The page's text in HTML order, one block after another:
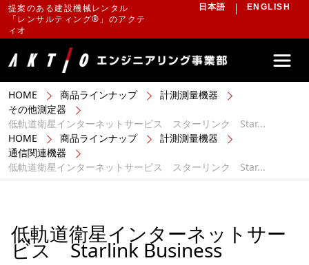
提案のある建設機械レンタル
「レンサルティング®」のアクテ
ィオ
日本語 ENGLISH
HOME 商品ラインナップ
計測測量機器
その他測定器
低軌道衛星インターネットサービス スターリンク Star...
HOME
商品ラインナップ
計測測量機器
通信関連機器
低軌道衛星インターネットサービス スターリンク Star...
低軌道衛星インターネットサー
ビス Starlink Business